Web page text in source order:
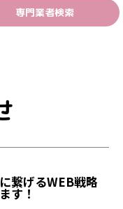
専門業者検索
繋げるWEB戦略
す！